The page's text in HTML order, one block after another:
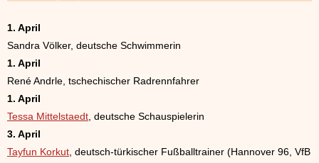
1. April
Sandra Völker, deutsche Schwimmerin
1. April
René Andrle, tschechischer Radrennfahrer
1. April
Tessa Mittelstaedt , deutsche Schauspielerin
3. April
Tayfun Korkut , deutsch-türkischer Fußballtrainer (Hannover 96, VfB